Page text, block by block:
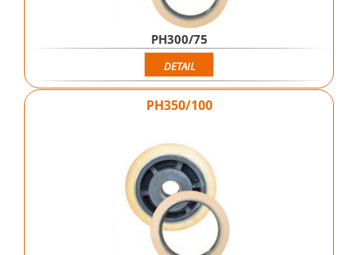
PH300/75
DETAIL
PH350/100